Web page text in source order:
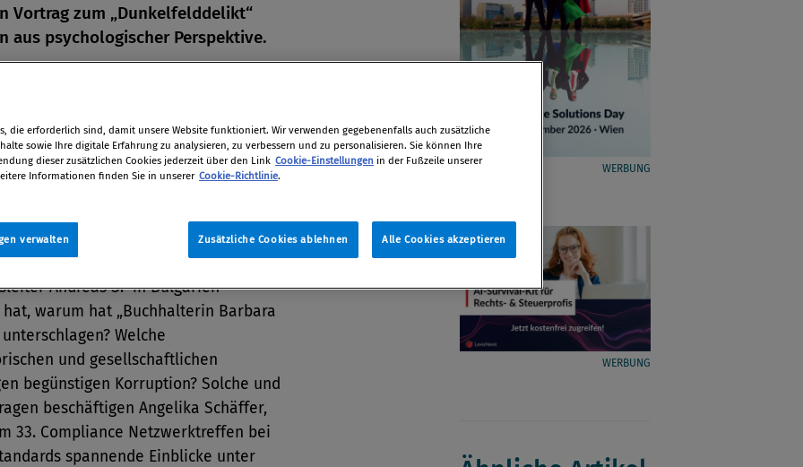
Vortrag zum „Dunkelfelddelikt“
aus psychologischer Perspektive.
2019 / Erschienen in Compliance
S. 46
wir in Gerichtsreportagen über Fälle
Crime
lesen? Wie kam es, dass
Andreas S.“ in Bulgarien
hat, warum hat „Buchhalterin Barbara
unterschlagen? Welche
und gesellschaftlichen
begünstigen Korruption? Solche und
beschäftigen Angelika Schäffer,
33. Compliance Netzwerktreffen bei
spannende Einblicke unter
WERBUNG
WERBUNG
die erforderlich sind, damit unsere Website funktioniert. Wir verwenden gegebenenfalls auch zusätzliche
sowie Ihre digitale Erfahrung zu analysieren, zu verbessern und zu personalisieren. Sie können Ihre
dieser zusätzlichen Cookies jederzeit über den Link Cookie-Einstellungen in der Fußzeile unserer
Informationen finden Sie in unserer Cookie-Richtlinie.
Zusätzliche Cookies ablehnen Alle Cookies akzeptieren
verwalten